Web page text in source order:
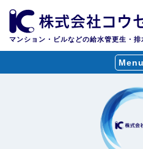
マンション・ビルなどの給水管更生・
Menu